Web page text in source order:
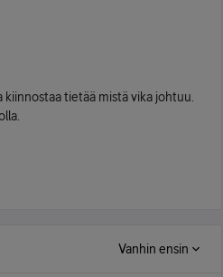
tietää mistä vika johtuu.
Vanhin ensin